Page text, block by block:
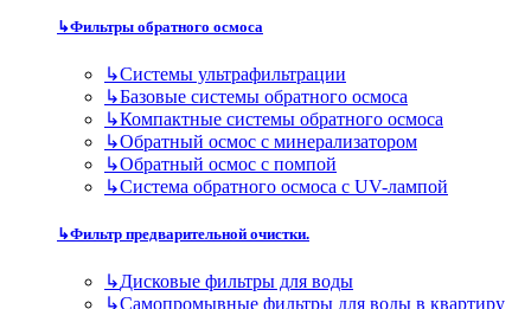
↳Фильтры обратного осмоса
↳Cистемы ультрафильтрации
↳Базовые системы обратного осмоса
↳Компактные системы обратного осмоса
↳Обратный осмос с минерализатором
↳Обратный осмос с помпой
↳Система обратного осмоса с UV-лампой
↳Фильтр предварительной очистки.
↳Дисковые фильтры для воды
↳Самопромывные фильтры для воды в квартиру